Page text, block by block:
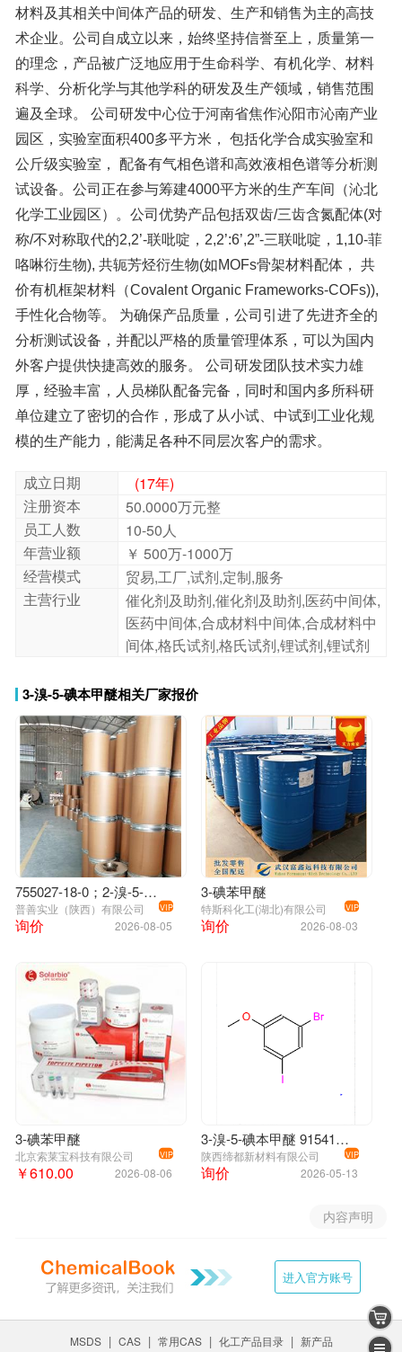
6-氯-2,2'-联吡啶 CAS:13040-77-2
6-溴-2,2'-联吡啶 CAS:10495-73-5
6,6'-二甲基-2,2'-联吡啶-4,4'-二甲酸二甲酯 CAS:117330-
40-2
6,6'-二甲基-2,2'-联吡啶-4,4'-二甲酸 CAS:144342-49-4
4,4',6,6'-四甲基-2,2'-联吡啶 CAS:4444-27-3
6-溴-4,4'-二甲基-2,2'-联吡啶 CAS:850413-36-4
915412-18-9;3-溴-5-碘本甲醚;methoxybenzene;1-溴-3-碘-5-甲氧基
苯;bromo;
模的生产能力，能满足各种不同层次客户的需求。
成立日期
(17年)
注册资本
50.0000万元整
员工人数
10-50人
年营业额
￥ 500万-1000万
经营模式
贸易,工厂,试剂,定制,服务
主营行业
催化剂及助剂,催化剂及助剂,医药中间体,
医药中间体,合成材料中间体,合成材料中
间体,格氏试剂,格氏试剂,锂试剂,锂试剂
3-溴-5-碘本甲醚相关厂家报价
755027-18-0；2-溴-5-碘苯甲醚
普善实业（陕西）有限公司 VIP
2026-08-05
询价
3-碘苯甲醚
特斯科化工(湖北)有限公司 VIP
2026-08-03
询价
3-碘苯甲醚
北京索莱宝科技有限公司 VIP
2026-08-06
￥610.00
3-溴-5-碘本甲醚 915412-18-9
陕西缔都新材料有限公司 VIP
2026-05-13
询价
内容声明
进入官方账号
MSDS | CAS | 常用CAS | 化工产品目录 | 新产品